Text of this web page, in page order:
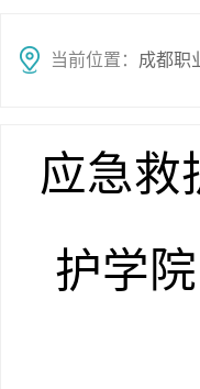
当前位置： 成都职
应急
护学